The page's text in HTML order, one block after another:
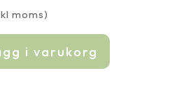
moms)
i varukorg